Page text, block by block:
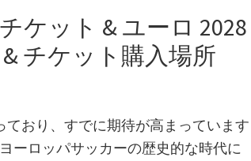
ケット & ユーロ 2028
チケット購入場所
ており、すでに期待が高まっています
ーロッパサッカーの歴史的な時代に